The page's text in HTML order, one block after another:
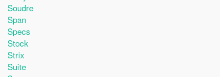
Soudre
Span
Specs
Stock
Strix
Suite